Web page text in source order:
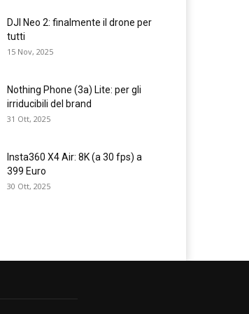
DJI Neo 2: finalmente il drone per
tutti
15 Nov, 2025
Nothing Phone (3a) Lite: per gli
irriducibili del brand
31 Ott, 2025
Insta360 X4 Air: 8K (a 30 fps) a
399 Euro
30 Ott, 2025